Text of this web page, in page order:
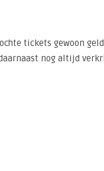
tickets gewoon
nog altijd